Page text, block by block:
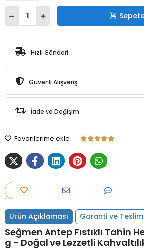
Hızlı Gönderi
Güvenli Alışveriş
İade ve Değişim
Favorilerime ekle
Ürün Açıklaması Garanti ve
Seğmen Antep Fıstıklı Tahin
g - Doğal ve Lezzetli